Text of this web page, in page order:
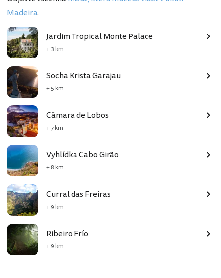
Madeira.
Jardim Tropical Monte Palace
+ 3 km
Socha Krista Garajau
+ 5 km
Câmara de Lobos
+ 7 km
Vyhlídka Cabo Girão
+ 8 km
Curral das Freiras
+ 9 km
Ribeiro Frío
+ 9 km